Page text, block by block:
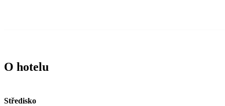
O hotelu
Středisko